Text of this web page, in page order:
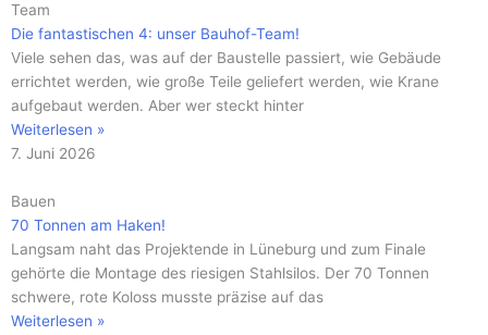
Team
Die fantastischen 4: unser Bauhof-Team!
Viele sehen das, was auf der Baustelle passiert, wie Gebäude
errichtet werden, wie große Teile geliefert werden, wie Krane
aufgebaut werden. Aber wer steckt hinter
Weiterlesen »
7. Juni 2026
Bauen
70 Tonnen am Haken!
Langsam naht das Projektende in Lüneburg und zum Finale
gehörte die Montage des riesigen Stahlsilos. Der 70 Tonnen
schwere, rote Koloss musste präzise auf das
Weiterlesen »